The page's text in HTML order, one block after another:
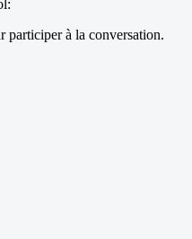
participer à la conversation.